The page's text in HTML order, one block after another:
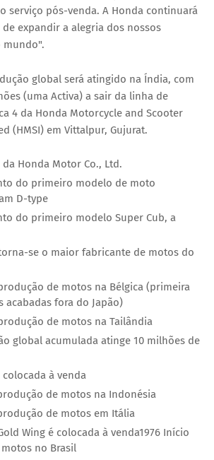
serviço pós-venda. A Honda continuará
expandir a alegria dos nossos
mundo".
global será atingido na Índia, com
(uma Activa) a sair da linha de
4 da Honda Motorcycle and Scooter
(HMSI) em Vittalpur, Gujurat.
da Honda Motor Co., Ltd.
do primeiro modelo de moto
D-type
do primeiro modelo Super Cub, a
se o maior fabricante de motos do
de motos na Bélgica (primeira
acabadas fora do Japão)
de motos na Tailândia
global acumulada atinge 10 milhões de
colocada à venda
de motos na Indonésia
de motos em Itália
Wing é colocada à venda1976 Início
no Brasil